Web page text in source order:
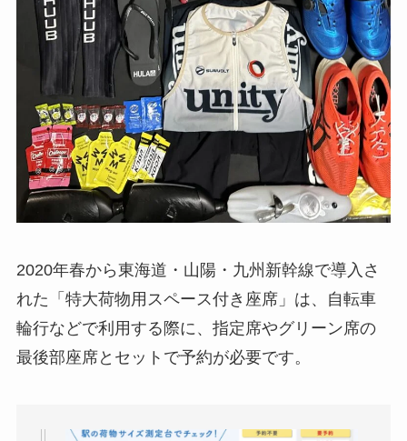
2020年春から東海道・山陽・九州新幹線で導入さ
れた「特大荷物用スペース付き座席」は、自転車
輪行などで利用する際に、指定席やグリーン席の
最後部座席とセットで予約が必要です。